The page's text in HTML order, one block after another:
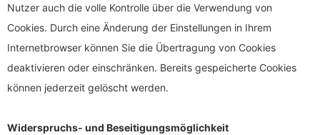
Nutzer auch die volle Kontrolle über die Verwendung von
Cookies. Durch eine Änderung der Einstellungen in Ihrem
Internetbrowser können Sie die Übertragung von Cookies
deaktivieren oder einschränken. Bereits gespeicherte Cookies
können jederzeit gelöscht werden.
Widerspruchs- und Beseitigungsmöglichkeit